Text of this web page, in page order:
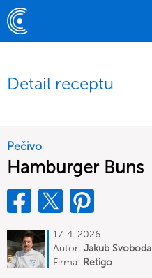
Detail receptu
Pečivo
Hamburger Buns
17. 4. 2026
Autor: Jakub Svoboda
Firma: Retigo